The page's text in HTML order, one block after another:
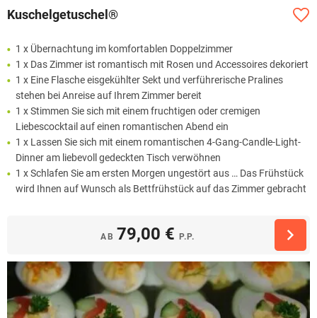
Kuschelgetuschel®
1 x Übernachtung im komfortablen Doppelzimmer
1 x Das Zimmer ist romantisch mit Rosen und Accessoires dekoriert
1 x Eine Flasche eisgekühlter Sekt und verführerische Pralines
stehen bei Anreise auf Ihrem Zimmer bereit
1 x Stimmen Sie sich mit einem fruchtigen oder cremigen
Liebescocktail auf einen romantischen Abend ein
1 x Lassen Sie sich mit einem romantischen 4-Gang-Candle-Light-
Dinner am liebevoll gedeckten Tisch verwöhnen
1 x Schlafen Sie am ersten Morgen ungestört aus … Das Frühstück
wird Ihnen auf Wunsch als Bettfrühstück auf das Zimmer gebracht
AB 79,00 € P.P.